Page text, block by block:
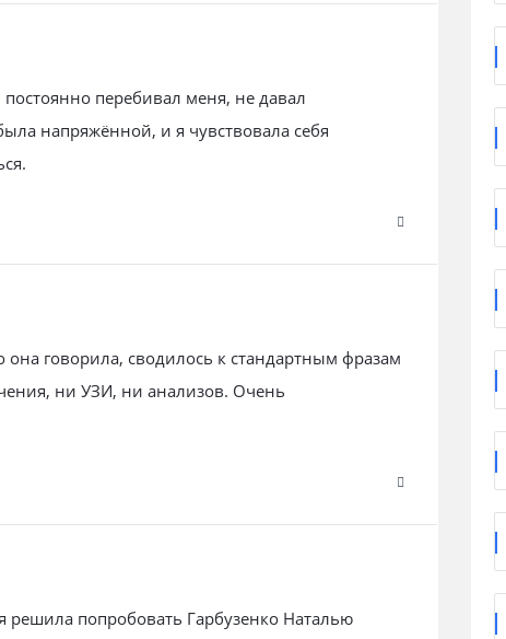
перебивал меня, не давал
напряжённой, и я чувствовала себя
говорила, сводилось к стандартным фразам
ни УЗИ, ни анализов. Очень
попробовать Гарбузенко Наталью